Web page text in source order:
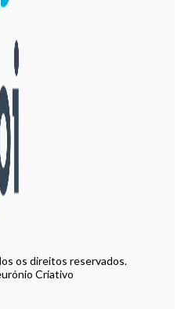
os direitos reservados.
Criativo